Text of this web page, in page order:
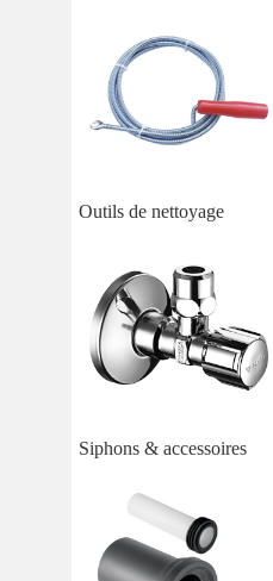
Outils de nettoyage
Siphons & accessoires